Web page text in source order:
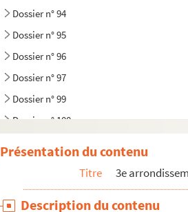
Dossier n° 94
Dossier n° 95
Dossier n° 96
Dossier n° 97
Dossier n° 99
Dossier n° 100
Dossier n° 102 bis
Présentation du contenu
Titre 3e
Description du contenu